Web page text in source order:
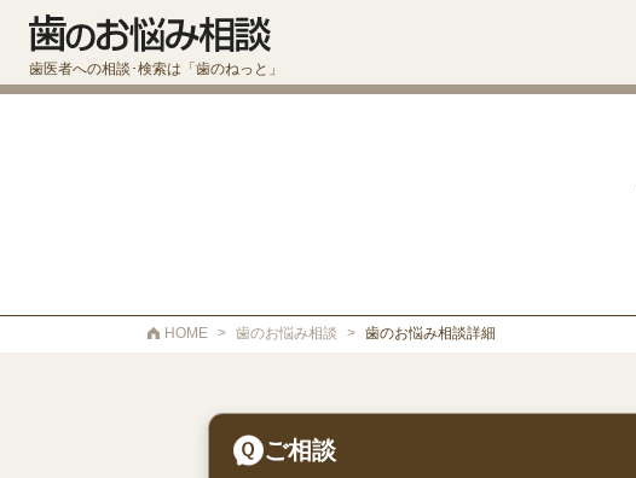
歯医者への相談･検索は「歯のねっと」
HOME > 歯のお悩み相談 > 歯のお悩み相談詳細
ご相談